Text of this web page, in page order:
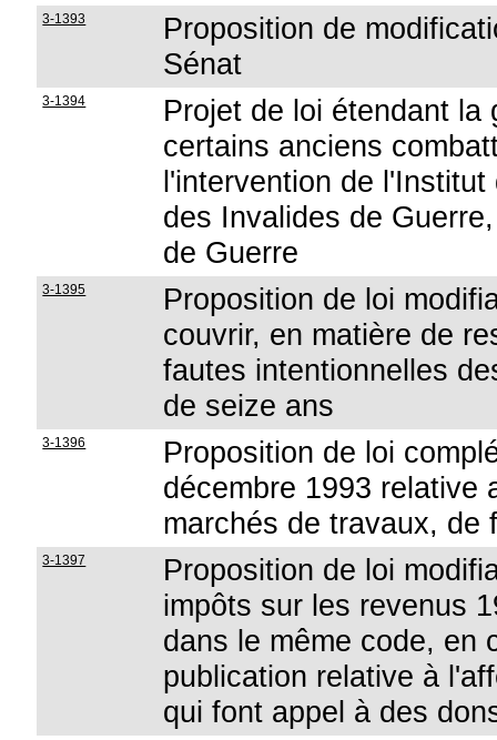
3-1393
Proposition de
Sénat
3-1394
Projet de loi étendant
certains anciens
l'intervention de
des Invalides de
de Guerre
3-1395
Proposition de loi
couvrir, en matière de
fautes intentionnelles
de seize ans
3-1396
Proposition de loi
décembre 1993 relative
marchés de travaux, de
3-1397
Proposition de loi
impôts sur les revenus
dans le même code, en
publication relative à
qui font appel à des